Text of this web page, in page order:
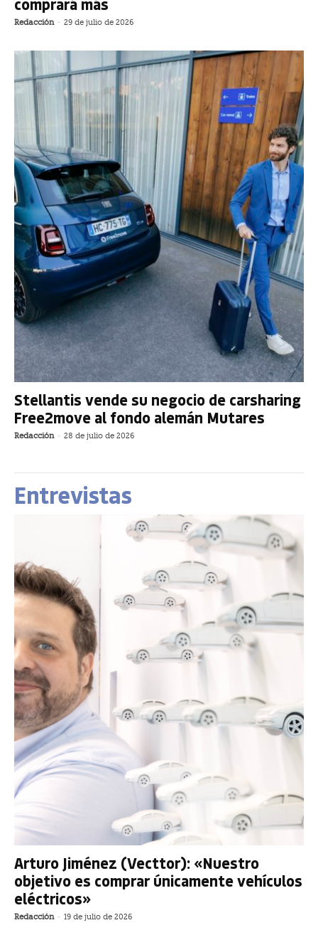
comprará más
Redacción - 29 de julio de 2026
Stellantis vende su negocio de carsharing
Free2move al fondo alemán Mutares
Redacción - 28 de julio de 2026
Entrevistas
Arturo Jiménez (Vecttor): «Nuestro
objetivo es comprar únicamente vehículos
eléctricos»
Redacción - 19 de julio de 2026